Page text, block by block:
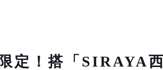
定！搭「SIRAYA